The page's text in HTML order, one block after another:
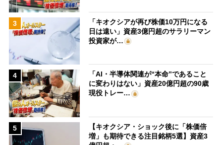
3
「キオクシアが再び株価10万円になる
日は遠い」資産3億円超のサラリーマン
投資家が…
4
「AI・半導体関連が“本命”であること
に変わりはない」資産20億円超の90歳
現役トレー…
5
【キオクシア・ショック後に「株価倍
増」も期待できる注目銘柄5選】資産3